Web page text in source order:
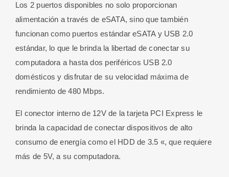
Los 2 puertos disponibles no solo proporcionan
alimentación a través de eSATA, sino que también
funcionan como puertos estándar eSATA y USB 2.0
estándar, lo que le brinda la libertad de conectar su
computadora a hasta dos periféricos USB 2.0
domésticos y disfrutar de su velocidad máxima de
rendimiento de 480 Mbps.
El conector interno de 12V de la tarjeta PCI Express le
brinda la capacidad de conectar dispositivos de alto
consumo de energía como el HDD de 3.5 «, que requiere
más de 5V, a su computadora.